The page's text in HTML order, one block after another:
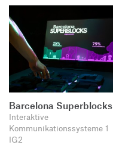
Barcelona Superblocks
Interaktive
Kommunikationssysteme 1
IG2